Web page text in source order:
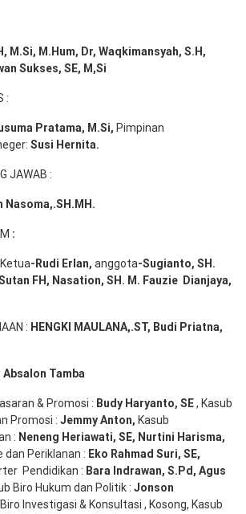
M.Si, M.Hum, Dr, Waqkimansyah, S.H,
Sukses, SE, M,Si
:
Pratama, M.Si, Pimpinan
Susi Hernita.
JAWAB :
Nasoma,.SH.MH.
:
Ketua-Rudi Erlan, anggota-Sugianto, SH.
FH, Nasation, SH. M. Fauzie Dianjaya,
: HENGKI MAULANA,.ST, Budi Priatna,
Absalon Tamba
& Promosi : Budy Haryanto, SE, Kasub
Promosi : Jemmy Anton, Kasub
: Neneng Heriawati, SE, Nurtini Harisma,
dan Periklanan : Eko Rahmad Suri, SE,
Pendidikan : Bara Indrawan, S.Pd , Agus
Biro Hukum dan Politik : Jonson
Investigasi & Konsultasi , Kosong, Kasub